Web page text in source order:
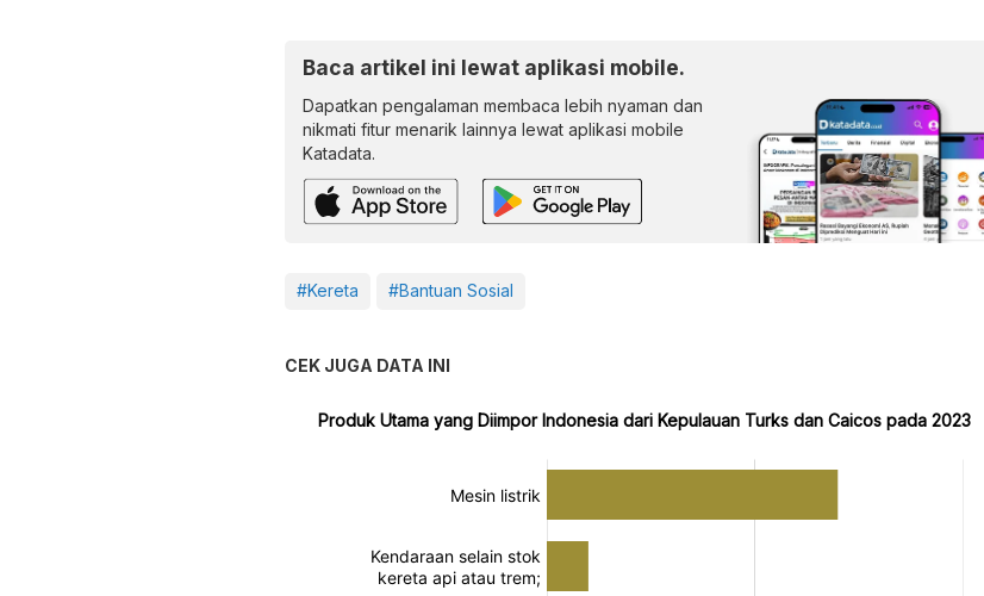
Baca artikel ini lewat aplikasi mobile.
Dapatkan pengalaman membaca lebih nyaman dan
nikmati fitur menarik lainnya lewat aplikasi mobile
Katadata.
#Kereta #Bantuan Sosial
CEK JUGA DATA INI